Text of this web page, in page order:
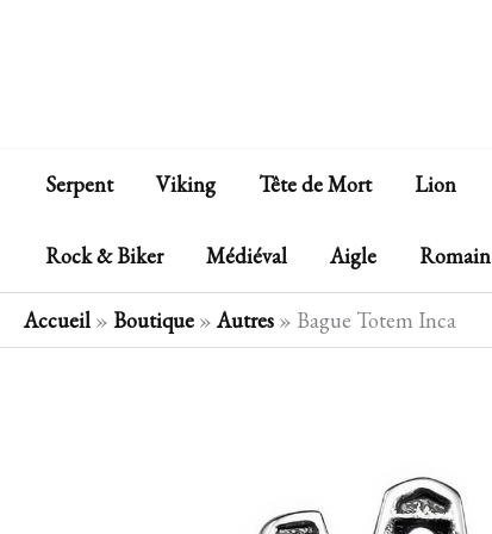
Serpent Viking Tête de Mort Lion
Rock & Biker Médiéval Aigle Romain
Accueil » Boutique »Autres » Bague Totem Inca